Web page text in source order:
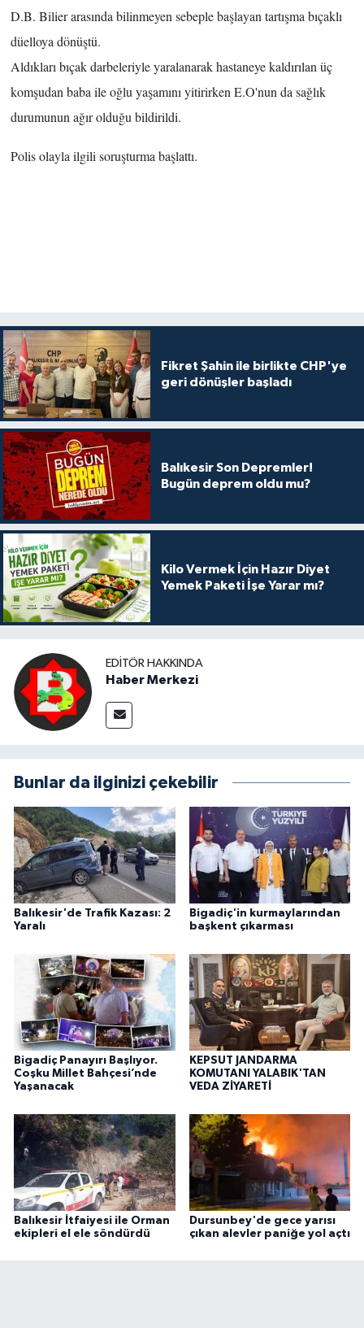
D.B. Bilier arasında bilinmeyen sebeple başlayan tartışma bıçaklı
düelloya dönüştü.
Aldıkları bıçak darbeleriyle yaralanarak hastaneye kaldırılan üç
komşudan baba ile oğlu yaşamını yitirirken E.O'nun da sağlık
durumunun ağır olduğu bildirildi.
Polis olayla ilgili soruşturma başlattı.
Fikret Şahin ile birlikte CHP'ye
geri dönüşler başladı
Balıkesir Son Depremler!
Bugün deprem oldu mu?
Kilo Vermek İçin Hazır Diyet
Yemek Paketi İşe Yarar mı?
EDITÖR HAKKINDA
Haber Merkezi
Bunlar da ilginizi çekebilir
Balıkesir'de Trafik Kazası: 2
Yaralı
Bigadiç'in kurmaylarından
başkent çıkarması
Bigadiç Panayırı Başlıyor.
Coşku Millet Bahçesi’nde
Yaşanacak
KEPSUT JANDARMA
KOMUTANI YALABIK'TAN
VEDA ZİYARETİ
Balıkesir İtfaiyesi ile Orman
ekipleri el ele söndürdü
Dursunbey'de gece yarısı
çıkan alevler paniğe yol açtı